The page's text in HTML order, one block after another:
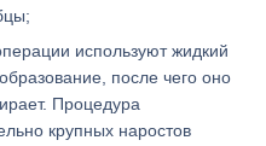
используют жидкий
после чего оно
Процедура
крупных наростов